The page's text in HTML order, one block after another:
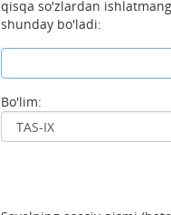
qisqa so'zlardan
shunday bo'ladi:
Bo'lim: